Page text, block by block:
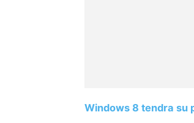
Windows 8 tendra su